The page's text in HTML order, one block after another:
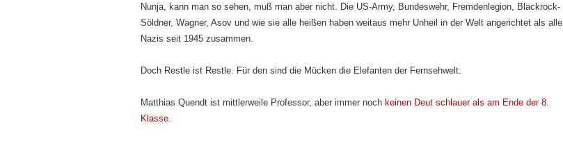
Nunja, kann man so sehen, muß man aber nicht. Die US-Army, Bundeswehr, Fremdenlegion, Blackrock-
Söldner, Wagner, Asov und wie sie alle heißen haben weitaus mehr Unheil in der Welt angerichtet als alle
Nazis seit 1945 zusammen.
Doch Restle ist Restle. Für den sind die Mücken die Elefanten der Fernsehwelt.
Matthias Quendt ist mittlerweile Professor, aber immer noch keinen Deut schlauer als am Ende der 8.
Klasse